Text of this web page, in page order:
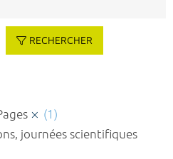
RECHERCHER
(1)
journées scientifiques